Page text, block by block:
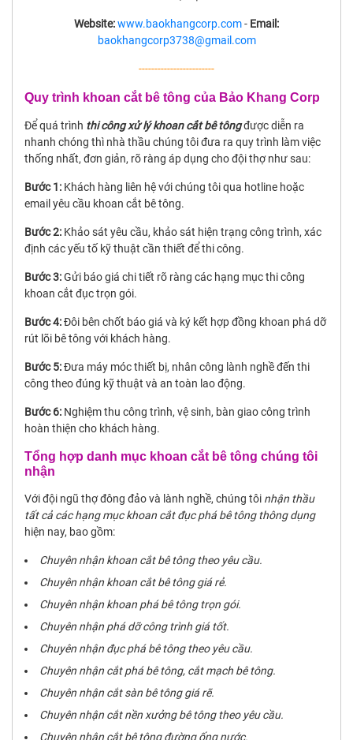
Website:www.baokhangcorp.com- Email:
baokhangcorp3738@gmail.com
------------------------
Quy trình khoan cắt bê tông của Bảo Khang Corp
Để quá trình thi công xử lý khoan cắt bê tôngđược diễn ra
nhanh chóng thì nhà thầu chúng tôi đưa ra quy trình làm việc
thống nhất, đơn giản, rõ ràng áp dụng cho đội thợ như sau:
Bước 1: Khách hàng liên hệ với chúng tôi qua hotline hoặc
email yêu cầu khoan cắt bê tông.
Bước 2: Khảo sát yêu cầu, khảo sát hiện trạng công trình, xác
định các yếu tố kỹ thuật cần thiết để thi công.
Bước 3:Gửi báo giá chi tiết rõ ràng các hạng mục thi công
khoan cắt đục trọn gói.
Bước 4:Đôi bên chốt báo giá và ký kết hợp đồng khoan phá dỡ
rút lõi bê tông với khách hàng.
Bước 5:Đưa máy móc thiết bị, nhân công lành nghề đến thi
công theo đúng kỹ thuật và an toàn lao động.
Bước 6: Nghiệm thu công trình, vệ sinh, bàn giao công trình
hoàn thiện cho khách hàng.
Tổng hợp danh mục khoan cắt bê tông chúng tôi
nhận
Với đội ngũ thợ đông đảo và lành nghề, chúng tôi nhận thầu
tất cả các hạng mục khoan cắt đục phá bê tông thông dụng
hiện nay, bao gồm:
Chuyên nhận khoan cắt bê tông theo yêu cầu.
Chuyên nhận khoan cắt bê tông giá rẻ.
Chuyên nhận khoan phá bê tông trọn gói.
Chuyên nhận phá dỡ công trình giá tốt.
Chuyên nhận đục phá bê tông theo yêu cầu.
Chuyên nhận cắt phá bê tông, cắt mạch bê tông.
Chuyên nhận cắt sàn bê tông giá rẽ.
Chuyên nhận cắt nền xưởng bê tông theo yêu cầu.
Chuyên nhận cắt bê tông đường ống nước.